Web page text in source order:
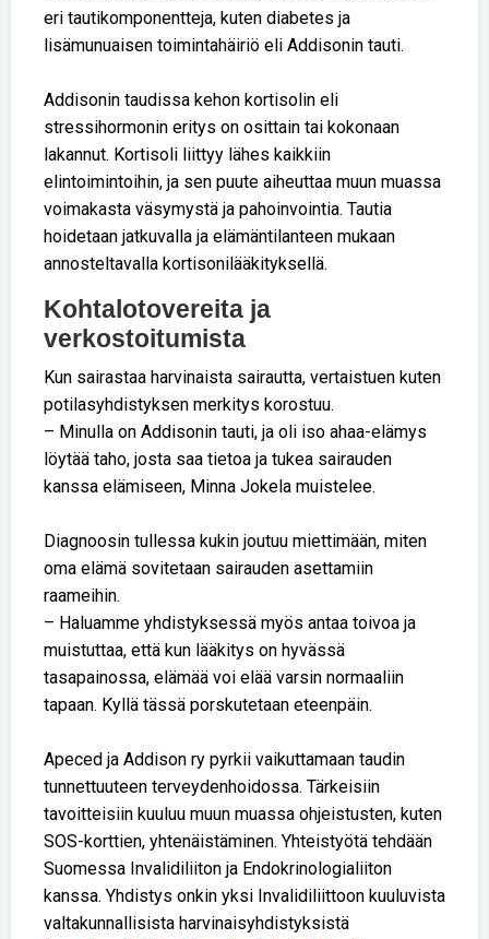
eri tautikomponentteja, kuten diabetes ja
lisämunuaisen toimintahäiriö eli Addisonin tauti.
Addisonin taudissa kehon kortisolin eli
stressihormonin eritys on osittain tai kokonaan
lakannut. Kortisoli liittyy lähes kaikkiin
elintoimintoihin, ja sen puute aiheuttaa muun muassa
voimakasta väsymystä ja pahoinvointia. Tautia
hoidetaan jatkuvalla ja elämäntilanteen mukaan
annosteltavalla kortisonilääkityksellä.
Kohtalotovereita ja
verkostoitumista
Kun sairastaa harvinaista sairautta, vertaistuen kuten
potilasyhdistyksen merkitys korostuu.
– Minulla on Addisonin tauti, ja oli iso ahaa-elämys
löytää taho, josta saa tietoa ja tukea sairauden
kanssa elämiseen, Minna Jokela muistelee.
Diagnoosin tullessa kukin joutuu miettimään, miten
oma elämä sovitetaan sairauden asettamiin
raameihin.
– Haluamme yhdistyksessä myös antaa toivoa ja
muistuttaa, että kun lääkitys on hyvässä
tasapainossa, elämää voi elää varsin normaaliin
tapaan. Kyllä tässä porskutetaan eteenpäin.
Apeced ja Addison ry pyrkii vaikuttamaan taudin
tunnettuuteen terveydenhoidossa. Tärkeisiin
tavoitteisiin kuuluu muun muassa ohjeistusten, kuten
SOS-korttien, yhtenäistäminen. Yhteistyötä tehdään
Suomessa Invalidiliiton ja Endokrinologialiiton
kanssa. Yhdistys onkin yksi Invalidiliittoon kuuluvista
valtakunnallisista harvinaisyhdistyksistä